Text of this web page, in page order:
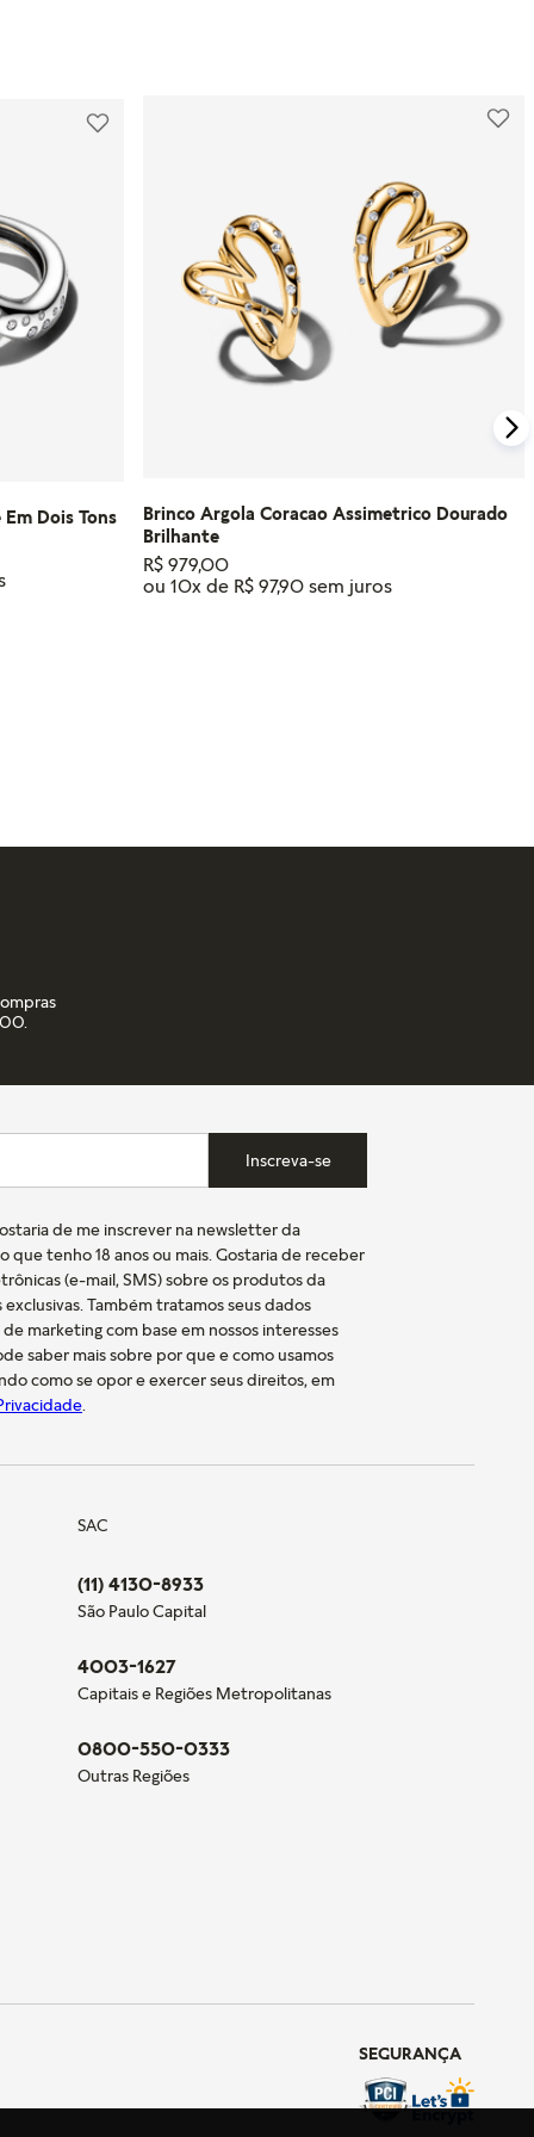
Caso tenha dúvidas ou precise de mais
informações sobre o processo de garantia,
consulte o atendimento ao cliente da
Pandora.
Saiba mais sobre as condições de garantia e
veja todos os detalhes na nossa seção de
Dois Tons
Brinco Argola Coracao Assimetrico Dourado
Brilhante
R$ 979,00
ou 10x de R$ 97,90
Inscreva-se
de me inscrever na newsletter da
que tenho 18 anos ou mais. Gostaria de receber
(e-mail, SMS) sobre os produtos da
Também tratamos seus dados
marketing com base em nossos interesses
saber mais sobre por que e como usamos
como se opor e exercer seus direitos, em
SAC
(11) 4130-8933
São Paulo Capital
4003-1627
Capitais e Regiões Metropolitanas
0800-550-0333
Outras Regiões
SEGURANÇA